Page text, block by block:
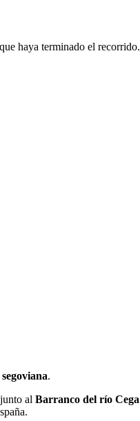
haya terminado el recorrido.
.
al Barranco del río Cega